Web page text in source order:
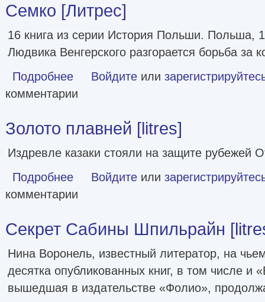
Семко [Литрес]
16 книга из серии История Польши. Польша,
Людвика Венгерского разгорается борьба за
Подробнее о Семко [Литрес]
Войдите или
комментарии
Золото плавней [litres]
Издревле казаки стояли на защите рубежей
Подробнее о Золото плавней [litres]
Войдите или
комментарии
Секрет Сабины Шпильрайн
Нина Воронель, известный литератор, на
десятка опубликованных книг, в том числе и
вышедшая в издательстве «Фолио»,